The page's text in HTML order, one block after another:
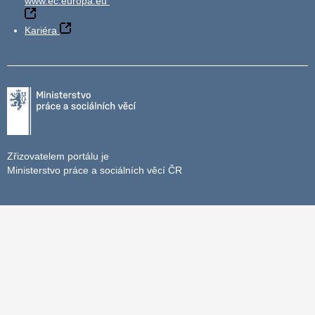
Kariéra
Zřizovatelem portálu je
Ministerstvo práce a sociálních věcí ČR